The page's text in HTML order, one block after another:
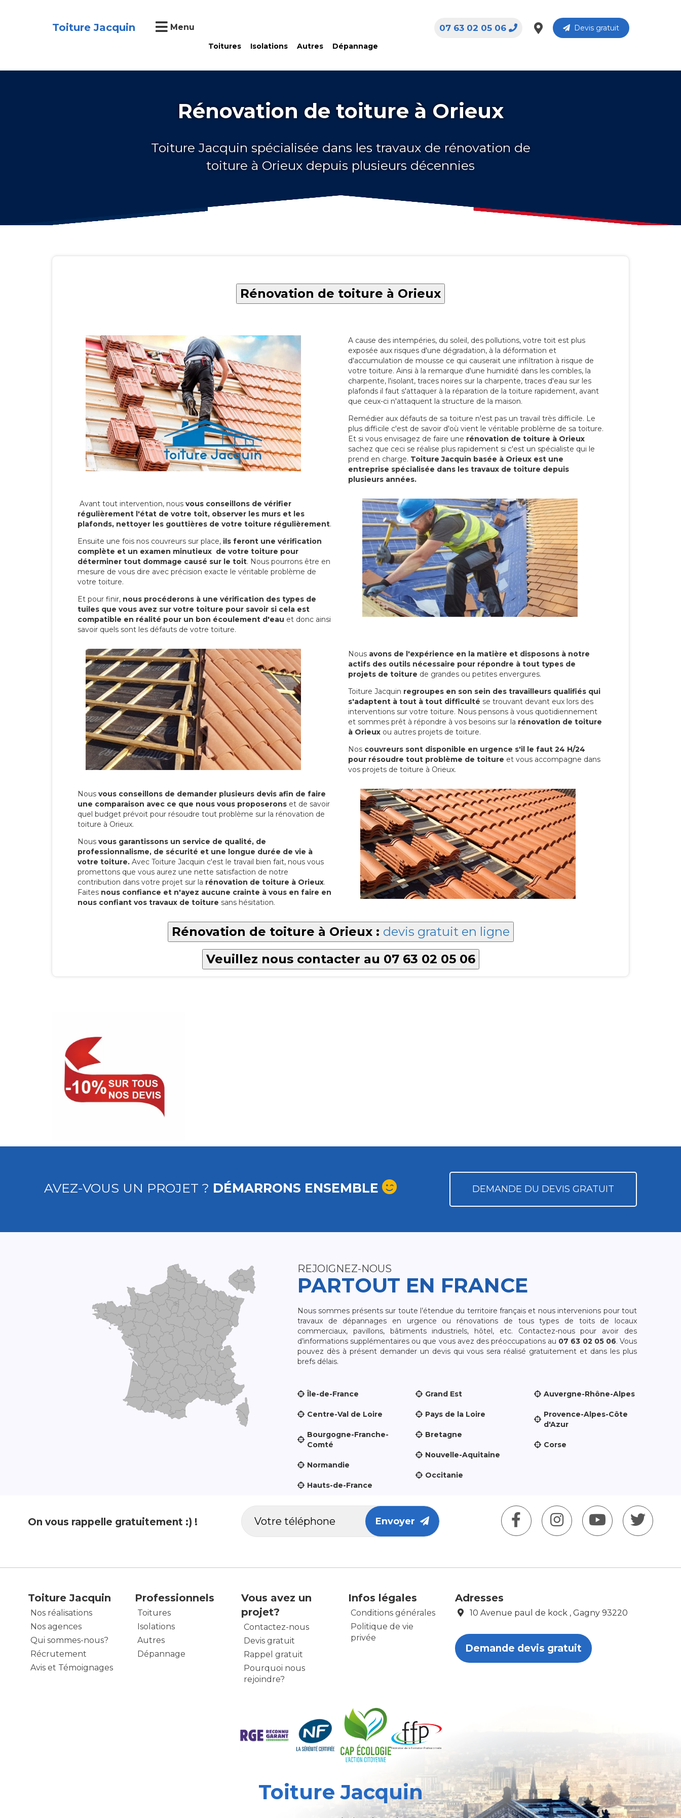
Toiture Jacquin Menu
Toitures Isolations Autres Dépannage
Devis gratuit
07 63 02 05 06
Rénovation de toiture à Orieux
Toiture Jacquin spécialisée dans les travaux de rénovation de
toiture à Orieux depuis plusieurs décennies
Rénovation de toiture à Orieux
A cause des intempéries, du soleil, des pollutions, votre toit est plus
exposée aux risques d'une dégradation, à la déformation et
d'accumulation de mousse ce qui causerait une infiltration à risque de
votre toiture. Ainsi à la remarque d'une humidité dans les combles, la
charpente, l'isolant, traces noires sur la charpente, traces d'eau sur les
plafonds il faut s'attaquer à la réparation de la toiture rapidement, avant
que ceux-ci n'attaquent la structure de la maison.
Remédier aux défauts de sa toiture n'est pas un travail très difficile. Le
plus difficile c'est de savoir d'où vient le véritable problème de sa toiture.
Et si vous envisagez de faire une rénovation de toiture à Orieux
sachez que ceci se réalise plus rapidement si c'est un spécialiste qui le
prend en charge. Toiture Jacquin basée à Orieux est une
entreprise spécialisée dans les travaux de toiture depuis
plusieurs années.
Avant tout intervention, nous vous conseillons de vérifier
régulièrement l'état de votre toit, observer les murs et les
plafonds, nettoyer les gouttières de votre toiture régulièrement.
Ensuite une fois nos couvreurs sur place, ils feront une vérification
complète et un examen minutieux de votre toiture pour
déterminer tout dommage causé sur le toit. Nous pourrons être en
mesure de vous dire avec précision exacte le véritable problème de
votre toiture.
Et pour finir, nous procéderons à une vérification des types de
tuiles que vous avez sur votre toiture pour savoir si cela est
compatible en réalité pour un bon écoulement d'eau et donc ainsi
savoir quels sont les défauts de votre toiture.
Nous avons de l'expérience en la matière et disposons à notre
actifs des outils nécessaire pour répondre à tout types de
projets de toiture de grandes ou petites envergures.
Toiture Jacquin regroupes en son sein des travailleurs qualifiés qui
s'adaptent à tout à tout difficulté se trouvant devant eux lors des
interventions sur votre toiture. Nous pensons à vous quotidiennement
et sommes prêt à répondre à vos besoins sur la rénovation de toiture
à Orieux ou autres projets de toiture.
Nos couvreurs sont disponible en urgence s'il le faut 24 H/24
pour résoudre tout problème de toiture et vous accompagne dans
vos projets de toiture à Orieux.
Nous vous conseillons de demander plusieurs devis afin de faire
une comparaison avec ce que nous vous proposerons et de savoir
quel budget prévoit pour résoudre tout problème sur la rénovation de
toiture à Orieux.
Nous vous garantissons un service de qualité, de
professionnalisme, de sécurité et une longue durée de vie à
votre toiture. Avec Toiture Jacquin c'est le travail bien fait, nous vous
promettons que vous aurez une nette satisfaction de notre
contribution dans votre projet sur la rénovation de toiture à Orieux.
Faites nous confiance et n'ayez aucune crainte à vous en faire en
nous confiant vos travaux de toiture sans hésitation.
Rénovation de toiture à Orieux : devis gratuit en ligne
Veuillez nous contacter au 07 63 02 05 06
AVEZ-VOUS UN PROJET ? DÉMARRONS ENSEMBLE DEMANDE DU DEVIS GRATUIT
REJOIGNEZ-NOUS
PARTOUT EN FRANCE
Nous sommes présents sur toute l’étendue du territoire français et nous intervenions pour tout
travaux de dépannages en urgence ou rénovations de tous types de toits de locaux
commerciaux, pavillons, bâtiments industriels, hôtel, etc. Contactez-nous pour avoir des
d’informations supplémentaires ou que vous avez des préoccupations au 07 63 02 05 06. Vous
pouvez dès à présent demander un devis qui vous sera réalisé gratuitement et dans les plus
brefs délais.
Île-de-France
Centre-Val de Loire
Bourgogne-Franche-
Comté
Normandie
Hauts-de-France
Grand Est
Pays de la Loire
Bretagne
Nouvelle-Aquitaine
Occitanie
Auvergne-Rhône-Alpes
Provence-Alpes-Côte
d'Azur
Corse
On vous rappelle gratuitement :) ! Envoyer
Toiture Jacquin
Nos réalisations
Nos agences
Qui sommes-nous?
Récrutement
Avis et Témoignages
Professionnels
Toitures
Isolations
Autres
Dépannage
Vous avez un
projet?
Contactez-nous
Devis gratuit
Rappel gratuit
Pourquoi nous
rejoindre?
Infos légales
Conditions générales
Politique de vie
privée
Adresses
10 Avenue paul de kock , Gagny 93220
Demande devis gratuit
Toiture Jacquin